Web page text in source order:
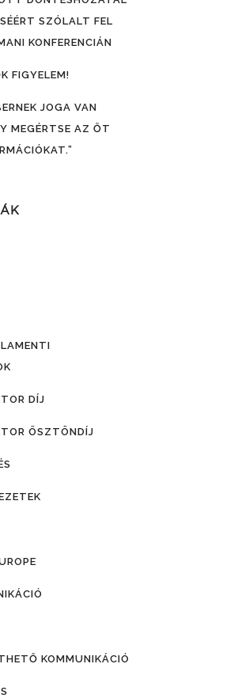
SZÓLALT FEL
KONFERENCIÁN
FIGYELEM!
JOGA VAN
MEGÉRTSE AZ ŐT
DÍJ
ÖSZTÖNDÍJ
KOMMUNIKÁCIÓ